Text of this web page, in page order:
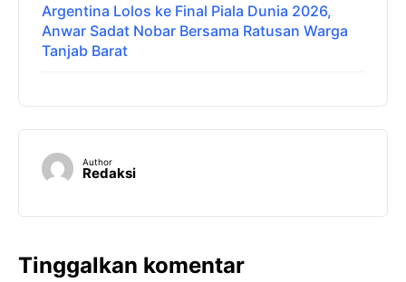
Argentina Lolos ke Final Piala Dunia 2026,
Anwar Sadat Nobar Bersama Ratusan Warga
Tanjab Barat
Author
Redaksi
Tinggalkan komentar